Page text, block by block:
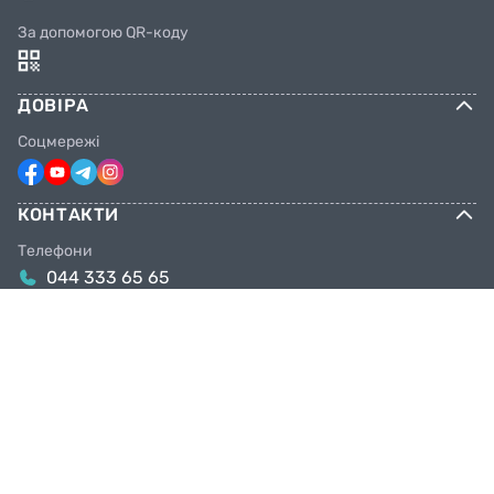
За допомогою QR-коду
ДОВІРА
Соцмережі
КОНТАКТИ
Телефони
044 333 65 65